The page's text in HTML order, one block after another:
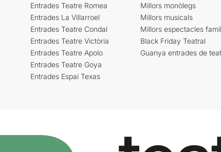
Entrades Teatre Romea
Entrades La Villarroel
Entrades Teatre Condal
Entrades Teatre Victòria
Entrades Teatre Apolo
Entrades Teatre Goya
Entrades Espai Texas
Millors monòlegs
Millors musicals
Millors espectacles
Black Friday Teatral
Guanya entrades de